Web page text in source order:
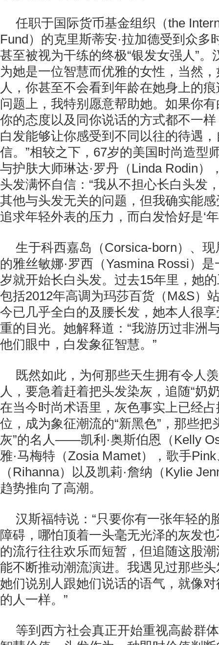
任职于国际货币基金组织（the
Fund）的克里斯蒂安·拉加德受到众多
甚至被视为干练的终极“银发女强人”。
为她是一位智慧而优雅的女性，当然
人，你甚至不会看到年龄在她身上的
问题上，我特别愿意帮助她。如果你
你的态度以及同你说话的方式都不一
白发能够让你感受到不同以往的待遇
信。”相较之下，67岁的美国时尚造型
与护肤大师琳达·罗丹（Linda Rodin）
头发满怀自信：“我从不担心长白头发
其他与头发无关的问题，但我确实能
追求年轻外表的压力，而白发恰好是‘年
生于科西嘉岛（Corsica-born）、
的雅丝敏娜·罗西（Yasmina Rossi）
岁就开始长白头发。过去15年里，她
包括2012年高调为玛莎百货（M&S）
今已几乎全白的及腰长发，她本人很
重的目光。她解释道：“我游历过非洲
他们眼中，白发象征智慧。”
既然如此，为何那些天生拥有令人
人，要急着赶着把头发染灰，追随“奶
在当今时尚术语里，灰色事实上已经
位，成为象征潮流的“新黑色”，那些把
灰”的名人——凯利·奥斯伯恩（Kelly
雅·马梅特（Zosia Mamet），歌手
（Rihanna）以及凯莉·詹纳（Kylie
趋势推向了高潮。
汉斯福特说：“只要你有一张年轻的
障碍，哪怕顶着一头毫无光泽的灰发
的流行往往欢乐而短暂，但追随这股
能不断推动潮流演进。我遇见过那些
她们说别人跟她们说话的语气，就像
的人一样。”
等到西方社会真正开始重视高龄群